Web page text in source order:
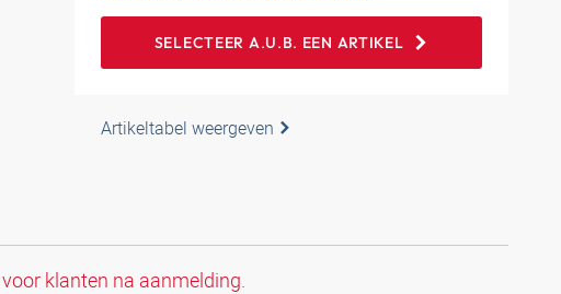
SELECTEER A.U.B. EEN ARTIKEL
Artikeltabel weergeven
klanten na aanmelding.